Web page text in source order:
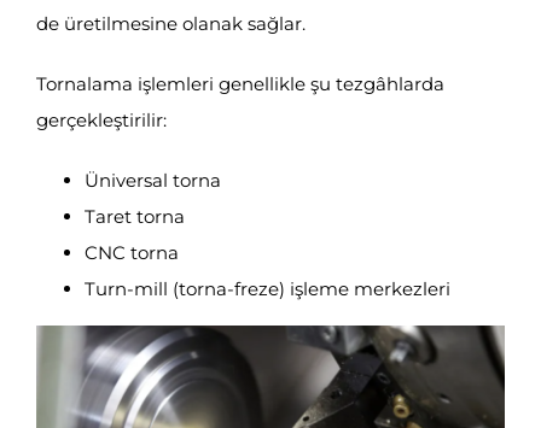
de üretilmesine olanak sağlar.
Tornalama işlemleri genellikle şu tezgâhlarda
gerçekleştirilir:
Üniversal torna
Taret torna
CNC torna
Turn-mill (torna-freze) işleme merkezleri